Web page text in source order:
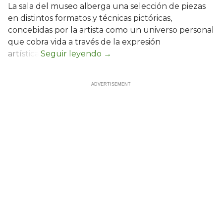
La sala del museo alberga una selección de piezas
en distintos formatos y técnicas pictóricas,
concebidas por la artista como un universo personal
que cobra vida a través de la expresión
artística.